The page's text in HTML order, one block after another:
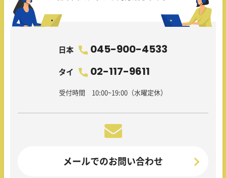
日本 045-900-4533
タイ 02-117-9611
受付時間 10:00~19:00（水曜定休）
メールでのお問い合わせ